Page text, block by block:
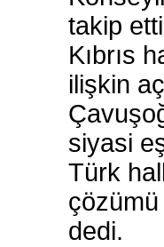
takip
Kıbrıs
ilişkin
siyasi
Türk
dedi.